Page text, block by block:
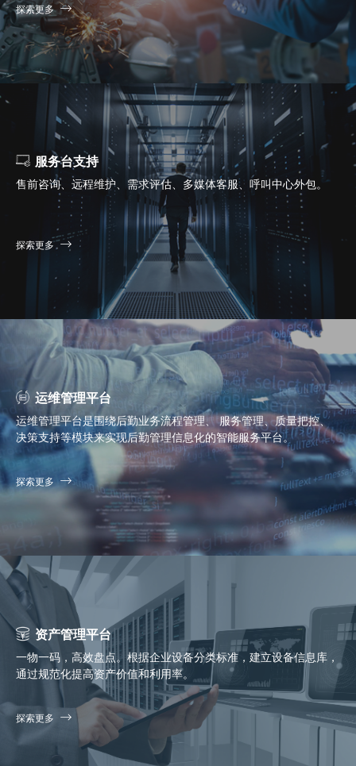
探索更多
服务台支持
售前咨询、远程维护、需求评估、多媒体客服、呼叫中心外包。
探索更多
运维管理平台
运维管理平台是围绕后勤业务流程管理、 服务管理、质量把控、
决策支持等模块来实现后勤管理信息化的智能服务平台。
探索更多
资产管理平台
一物一码，高效盘点。根据企业设备分类标准，建立设备信息库，
通过规范化提高资产价值和利用率。
探索更多